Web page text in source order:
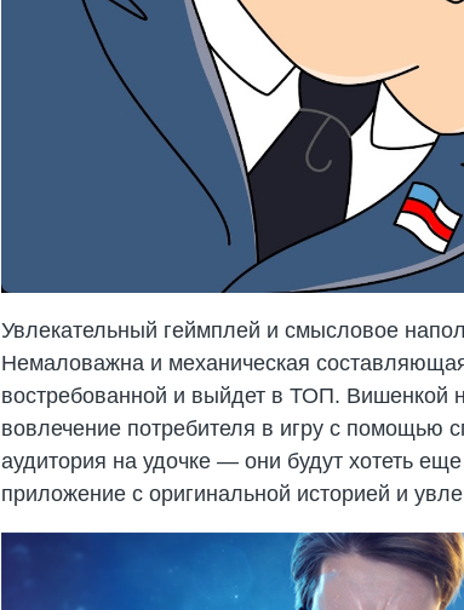
Увлекательный геймплей и смысловое
Немаловажна и механическая
востребованной и выйдет в ТОП. Вишенкой
вовлечение потребителя в игру с помощью
аудитория на удочке — они будут хотеть
приложение с оригинальной историей и